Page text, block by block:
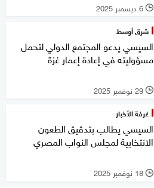
l 6 ديسمبر 2025
شرق أوسط
السيسي يدعو المجتمع الدولي لتحمل
مسؤوليته في إعادة إعمار غزة
l 29 نوفمبر 2025
غرفة الأخبار
السيسي يطالب بتدقيق الطعون
الانتخابية لمجلس النواب المصري
l 18 نوفمبر 2025